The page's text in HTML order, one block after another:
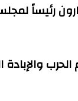
رئيساً
الحرب